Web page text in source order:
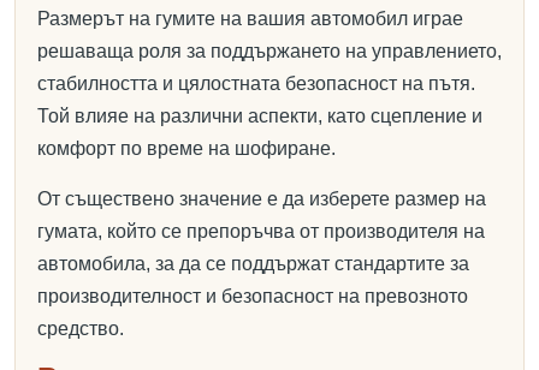
Размерът на гумите на вашия автомобил играе
решаваща роля за поддържането на управлението,
стабилността и цялостната безопасност на пътя.
Той влияе на различни аспекти, като сцепление и
комфорт по време на шофиране.
От съществено значение е да изберете размер на
гумата, който се препоръчва от производителя на
автомобила, за да се поддържат стандартите за
производителност и безопасност на превозното
средство.